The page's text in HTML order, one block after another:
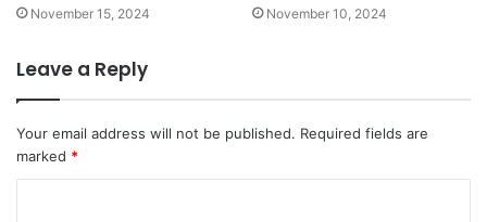
November 15, 2024 November 10, 2024
Leave a Reply
Your email address will not be published. Required fields are
marked *